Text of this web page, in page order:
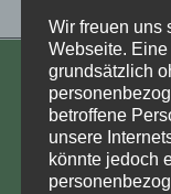
Nebel
KONTAKT
Aufarbeitung
Wir freuen uns
Webseite.
grundsätzlich
betroffene
unsere
könnte jedoch